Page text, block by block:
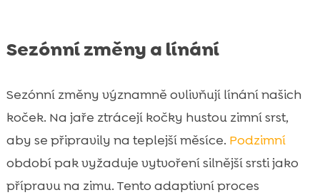
Sezónní změny a línání
Sezónní změny významně ovlivňují línání našich
koček. Na jaře ztrácejí kočky hustou zimní srst,
aby se připravily na teplejší měsíce. Podzimní
období pak vyžaduje vytvoření silnější srsti jako
přípravu na zimu. Tento adaptivní proces